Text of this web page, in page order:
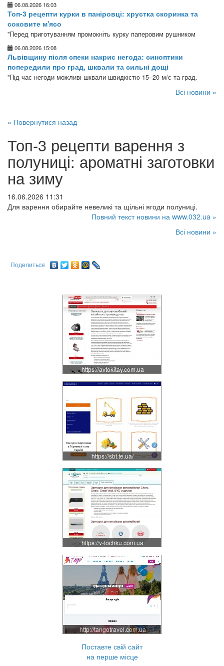
06.08.2026 16:03
Топ-3 рецепти курки в паніровці: хрустка скоринка та
соковите м'ясо
"Перед приготуванням промокніть курку паперовим рушником
06.08.2026 15:08
Львівщину після спеки накриє негода: синоптики
попередили про град, шквали та сильні дощі
"Під час негоди можливі шквали швидкістю 15–20 м/с та град.
Всі новини »
« Повернутися назад
Топ-3 рецепти варення з
полуниці: ароматні заготовки
на зиму
16.06.2026 11:31
Для варення обирайте невеликі та щільні ягоди полуниці.
Повний текст новини на www.032.ua »
Всі новини »
Поделиться
https://avtokitay.com.ua
https://sbt.te.ua/
https://v-tochku.com.ua
http://tangotravel.com.ua
Поставте свій сайт
на перше місце